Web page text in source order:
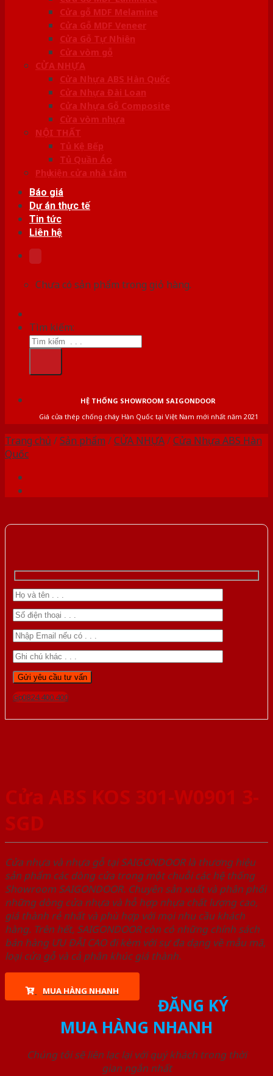
Cửa gỗ MDF Melamine
Cửa Gỗ MDF Veneer
Cửa Gỗ Tự Nhiên
Cửa vòm gỗ
CỬA NHỰA
Cửa Nhựa ABS Hàn Quốc
Cửa Nhựa Đài Loan
Cửa Nhựa Gỗ Composite
Cửa vòm nhựa
NỘI THẤT
Tủ Kệ Bếp
Tủ Quần Áo
Phụ kiện cửa nhà tắm
Báo giá
Dự án thực tế
Tin tức
Liên hệ
Chưa có sản phẩm trong giỏ hàng.
Tìm kiếm:
HỆ THỐNG SHOWROOM SAIGONDOOR
Giá cửa thép chống cháy Hàn Quốc tại Việt Nam mới nhất năm 2021
Trang chủ /Sản phẩm /CỬA NHỰA/Cửa Nhựa ABS Hàn
Quốc
Gọi 0824.400.400
Cửa ABS KOS 301-W0901 3-
SGD
Cửa nhựa và nhựa gỗ tại SAIGONDOOR là thương hiệu
sản phẩm các dòng cửa trong một chuỗi các hệ thống
Showroom SAIGONDOOR. Chuyên sản xuất và phân phối
những dòng cửa nhựa và hỗ hợp nhựa chất lượng cao,
giá thành rẻ nhất và phù hợp với mọi nhu cầu khách
hàng. Trên hết, SAIGONDOOR còn có những chính sách
bán hàng ƯU ĐÃI CAO đi kèm với sự đa dạng về mẫu mã,
loại cửa gỗ và cả phân khúc giá thành.
MUA HÀNG NHANH
ĐĂNG KÝ
MUA HÀNG NHANH
Chúng tôi sẽ liên lạc lại với quý khách trong thời
gian ngắn nhất